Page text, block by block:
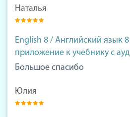
Наталья
English 8 / Английский язык
приложение к учебнику с
Большое спасибо
Юлия